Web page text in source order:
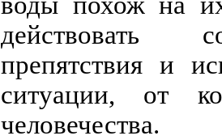
действовать
препятствия и
ситуации, от
человечества.